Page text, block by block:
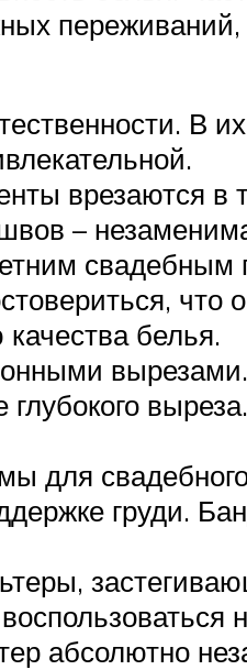
В
врезаются в
–
свадебным
белья.
для
груди.
абсолютно